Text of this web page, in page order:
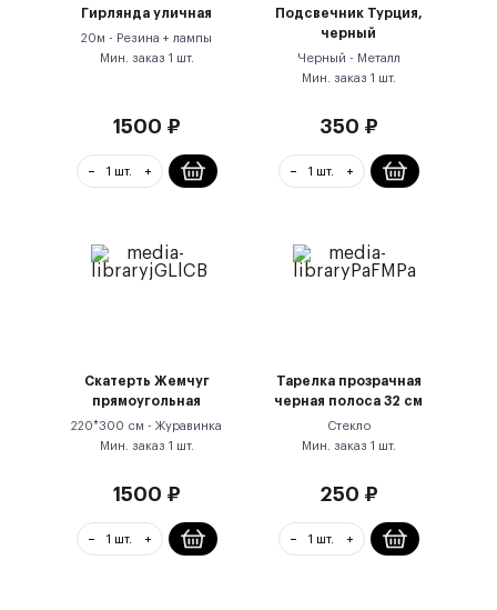
Гирлянда уличная
20м - Резина + лампы
Мин. заказ 1 шт.
1500 ₽
Подсвечник Турция,
черный
Черный - Металл
Мин. заказ 1 шт.
350 ₽
Скатерть Жемчуг
прямоугольная
220*300 см - Журавинка
Мин. заказ 1 шт.
1500 ₽
Тарелка прозрачная
черная полоса 32 см
Стекло
Мин. заказ 1 шт.
250 ₽